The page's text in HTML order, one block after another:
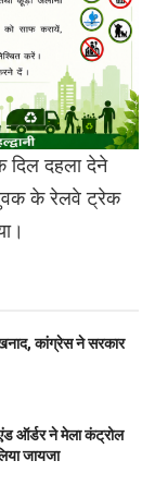
दिल दहला देने
युवक के रेलवे ट्रेक
कांग्रेस ने सरकार
ऑर्डर ने मेला कंट्रोल
जायजा